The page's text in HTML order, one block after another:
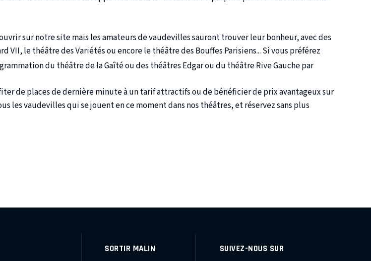
sur notre site mais les amateurs de vaudevilles sauront trouver leur bonheur, avec des
VII, le théâtre des Variétés ou encore le théâtre des Bouffes Parisiens... Si vous préférez
du théâtre de la Gaîté ou des théâtres Edgar ou du théâtre Rive Gauche par
de places de dernière minute à un tarif attractifs ou de bénéficier de prix avantageux sur
les vaudevilles qui se jouent en ce moment dans nos théâtres, et réservez sans plus
SORTIR MALIN SUIVEZ-NOUS SUR